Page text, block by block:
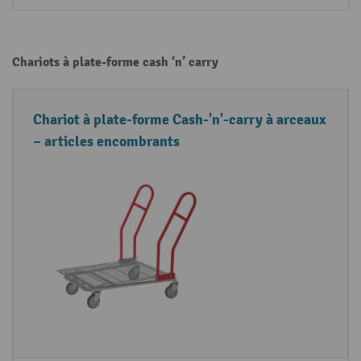
Chariots à plate-forme cash ‘n’ carry
T
y
c
a
C
a
t
r
i
Chariot à plate-forme Cash-'n'-carry à arceaux
– articles encombrants